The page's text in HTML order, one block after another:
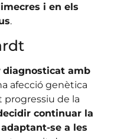
i en els
.
diagnosticat amb
afecció genètica
de la
continuar la
se a les